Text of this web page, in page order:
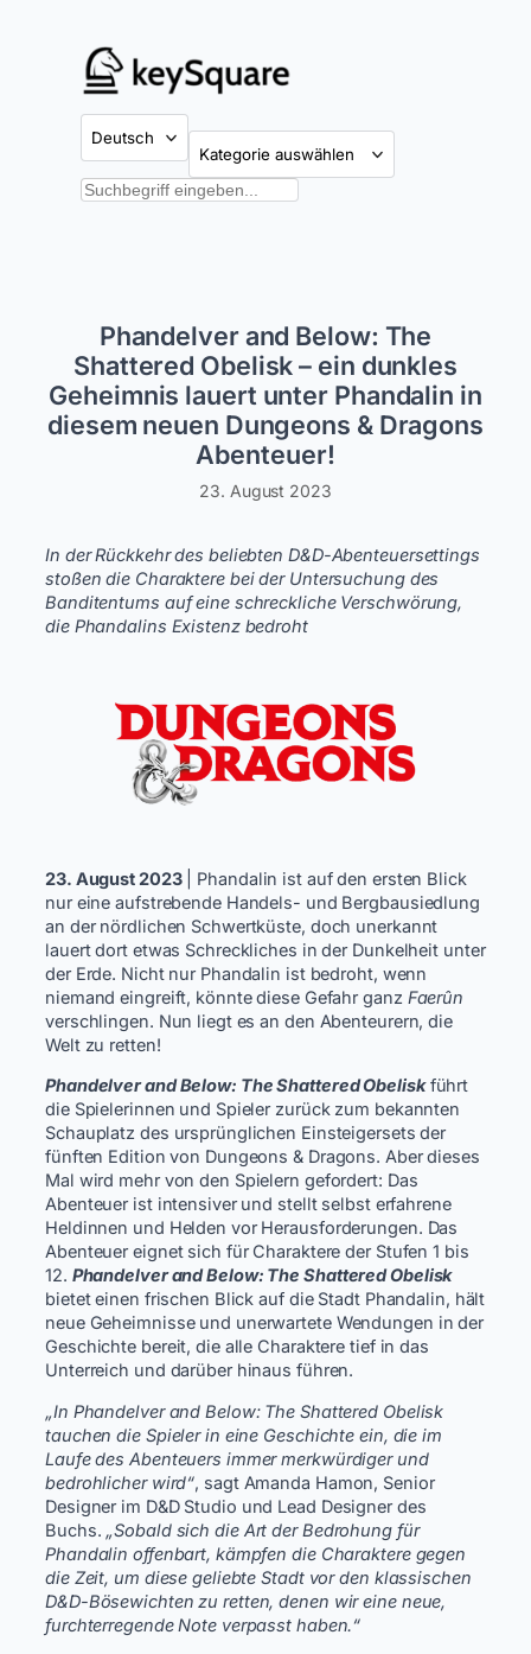
Suchen
Phandelver and Below: The
Shattered Obelisk – ein dunkles
Geheimnis lauert unter Phandalin in
diesem neuen Dungeons & Dragons
Abenteuer!
23. August 2023
In der Rückkehr des beliebten D&D-Abenteuersettings
stoßen die Charaktere bei der Untersuchung des
Banditentums auf eine schreckliche Verschwörung,
die Phandalins Existenz bedroht
23. August 2023| Phandalin ist auf den ersten Blick
nur eine aufstrebende Handels- und Bergbausiedlung
an der nördlichen Schwertküste, doch unerkannt
lauert dort etwas Schreckliches in der Dunkelheit unter
der Erde. Nicht nur Phandalin ist bedroht, wenn
niemand eingreift, könnte diese Gefahr ganz Faerûn
verschlingen. Nun liegt es an den Abenteurern, die
Welt zu retten!
Phandelver and Below: The Shattered Obeliskführt
die Spielerinnen und Spieler zurück zum bekannten
Schauplatz des ursprünglichen Einsteigersets der
fünften Edition von Dungeons & Dragons. Aber dieses
Mal wird mehr von den Spielern gefordert: Das
Abenteuer ist intensiver und stellt selbst erfahrene
Heldinnen und Helden vor Herausforderungen. Das
Abenteuer eignet sich für Charaktere der Stufen 1 bis
12. Phandelver and Below: The Shattered Obelisk
bietet einen frischen Blick auf die Stadt Phandalin, hält
neue Geheimnisse und unerwartete Wendungen in der
Geschichte bereit, die alle Charaktere tief in das
Unterreich und darüber hinaus führen.
„In Phandelver and Below: The Shattered Obelisk
tauchen die Spieler in eine Geschichte ein, die im
Laufe des Abenteuers immer merkwürdiger und
bedrohlicher wird“, sagt Amanda Hamon, Senior
Designer im D&D Studio und Lead Designer des
Buchs. „Sobald sich die Art der Bedrohung für
Phandalin offenbart, kämpfen die Charaktere gegen
die Zeit, um diese geliebte Stadt vor den klassischen
D&D-Bösewichten zu retten, denen wir eine neue,
furchterregende Note verpasst haben.“